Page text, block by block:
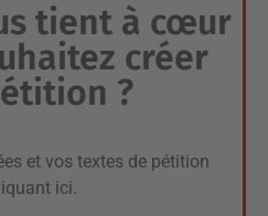
tient à cœur
créer
?
et vos textes de pétition
ici.